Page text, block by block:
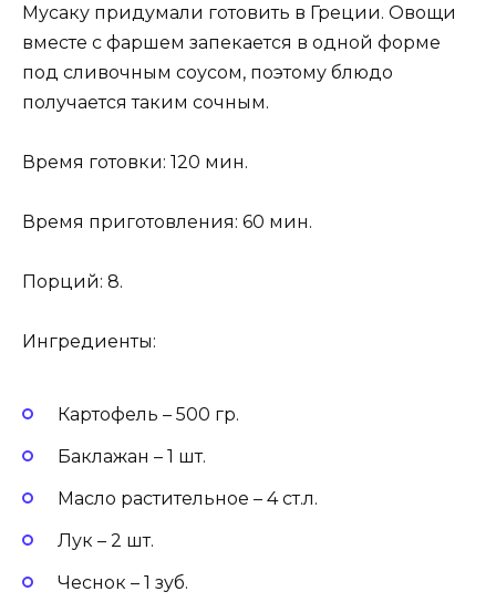
Мусаку придумали готовить в Греции. Овощи
вместе с фаршем запекается в одной форме
под сливочным соусом, поэтому блюдо
получается таким сочным.
Время готовки: 120 мин.
Время приготовления: 60 мин.
Порций: 8.
Ингредиенты:
Картофель – 500 гр.
Баклажан – 1 шт.
Масло растительное – 4 ст.л.
Лук – 2 шт.
Чеснок – 1 зуб.